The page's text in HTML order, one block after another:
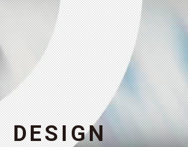
DESIGN